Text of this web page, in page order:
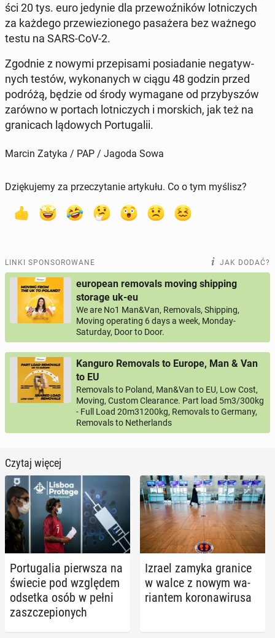
ści 20 tys. euro jedynie dla prze­woź­ni­ków lot­ni­czych
za każdego prze­wie­zio­ne­go pa­sa­że­ra bez ważnego
testu na SARS-CoV-2.
Zgodnie z nowymi prze­pi­sa­mi po­sia­da­nie ne­ga­tyw­
nych testów, wy­ko­na­nych w ciągu 48 godzin przed
podróżą, będzie od środy wy­ma­ga­ne od przy­by­szów
zarówno w portach lot­ni­czych i mor­skich, jak też na
gra­ni­cach lą­do­wych Por­tu­ga­lii.
Marcin Zatyka / PAP / Jagoda Sowa
Dziękujemy za przeczytanie artykułu. Co o tym myślisz?
LINKI SPONSOROWANE JAK DODAĆ?
european removals moving shipping
storage uk-eu
We are No1 Man&Van, Removals, Shipping,
Moving operating 6 days a week, Monday-
Saturday, Door to Door.
Kanguro Removals to Europe, Man & Van
to EU
Removals to Poland, Man&Van to EU, Low Cost,
Moving, Custom Clearance. Part load 5m3/300kg
- Full Load 20m31200kg, Removals to Germany,
Removals to Netherlands
Czytaj więcej
Por­tu­ga­lia pierw­sza na
świecie pod wzglę­dem
odsetka osób w pełni
za­szcze­pio­nych
Izrael zamyka granice
w walce z nowym wa­
rian­tem ko­ro­na­wi­ru­sa